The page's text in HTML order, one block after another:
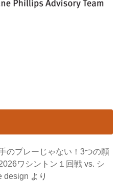
のプレーじゃない！3つの願
ワシントン１回戦 vs. シ
design より